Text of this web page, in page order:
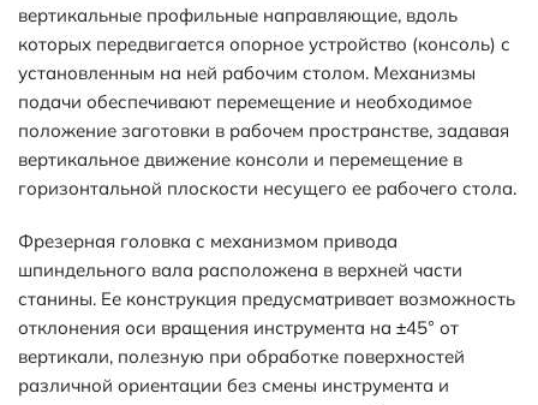
вертикальные профильные направляющие, вдоль
которых передвигается опорное устройство (консоль) с
установленным на ней рабочим столом. Механизмы
подачи обеспечивают перемещение и необходимое
положение заготовки в рабочем пространстве, задавая
вертикальное движение консоли и перемещение в
горизонтальной плоскости несущего ее рабочего стола.
Фрезерная головка с механизмом привода
шпиндельного вала расположена в верхней части
станины. Ее конструкция предусматривает возможность
отклонения оси вращения инструмента на ±45° от
вертикали, полезную при обработке поверхностей
различной ориентации без смены инструмента и